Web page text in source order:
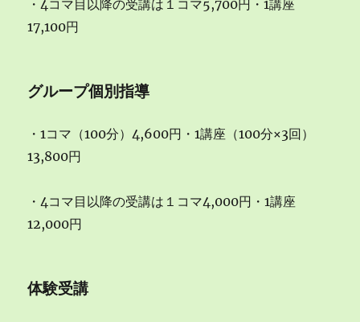
・4コマ目以降の受講は１コマ5,700円・1講座
17,100円
グループ個別指導
・1コマ（100分）4,600円・1講座（100分×3回）
13,800円
・4コマ目以降の受講は１コマ4,000円・1講座
12,000円
体験受講